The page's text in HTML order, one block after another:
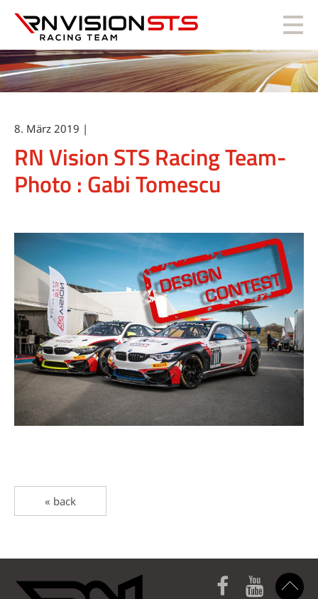
RN Vision STS
8. März 2019 |
RN Vision STS Racing Team-
Photo : Gabi Tomescu
« back